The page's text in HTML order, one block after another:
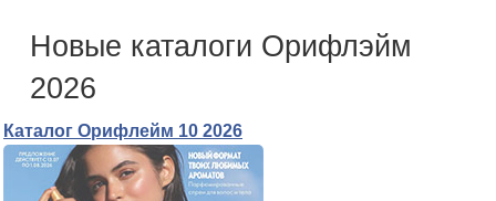
Новые каталоги Орифлэйм
2026
Каталог Орифлейм 10 2026